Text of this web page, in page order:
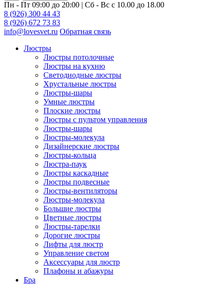
Пн - Пт 09:00 до 20:00 | Сб - Вс с 10.00 до 18.00
8 (926) 300 44 43
8 (926) 672 73 83
info@lovesvet.ru Обратная связь
Люстры
Люстры потолочные
Люстры на кухню
Светодиодные люстры
Хрустальные люстры
Люстры-шары
Умные люстры
Плоские люстры
Люстры с пультом управления
Люстры-шары
Люстры-молекула
Дизайнерские люстры
Люстры-кольца
Люстра-паук
Люстры каскадные
Люстры подвесные
Люстры-вентиляторы
Люстры-молекула
Большие люстры
Цветные люстры
Люстры-тарелки
Дорогие люстры
Лифты для люстр
Управление светом
Аксессуары для люстр
Плафоны и абажуры
Бра